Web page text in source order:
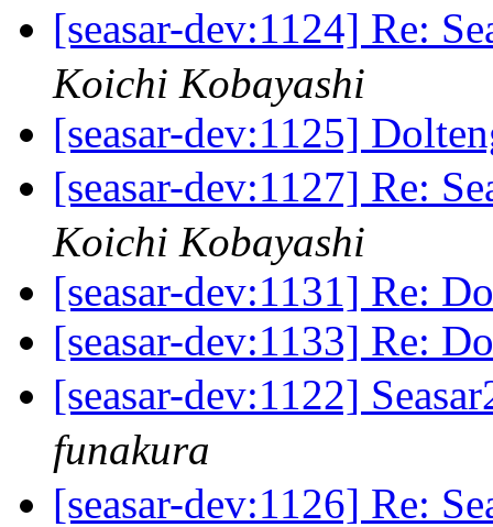
[seasar-dev:1124] Re:
Koichi Kobayashi
[seasar-dev:1125]
[seasar-dev:1127] Re:
Koichi Kobayashi
[seasar-dev:1131] Re:
[seasar-dev:1133] Re:
[seasar-dev:1122]
funakura
[seasar-dev:1126] Re: